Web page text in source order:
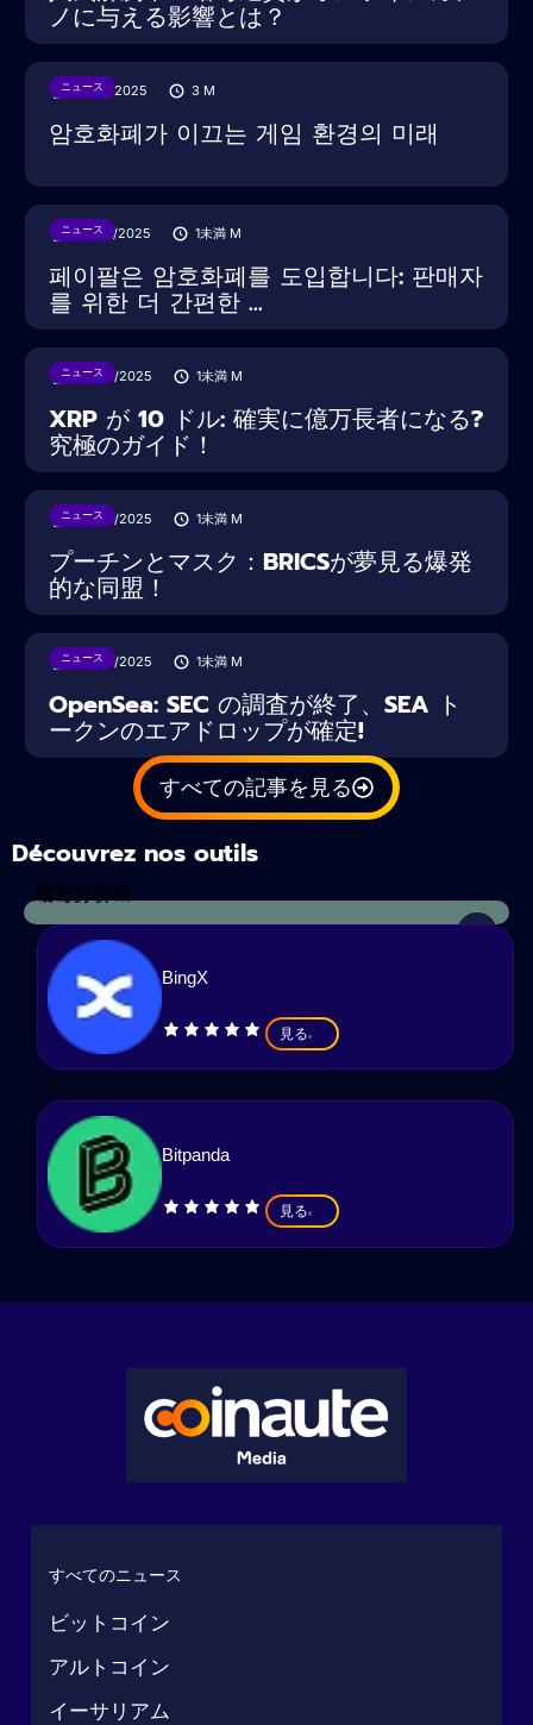
ノに与える影響とは？
ニュース
15/08/2025 3 M
암호화폐가 이끄는 게임 환경의 미래
ニュース
30/07/2025 1未満 M
페이팔은 암호화폐를 도입합니다: 판매자
를 위한 더 간편한 ...
ニュース
22/02/2025 1未満 M
XRP が 10 ドル: 確実に億万長者になる?
究極のガイド！
ニュース
22/02/2025 1未満 M
プーチンとマスク：BRICSが夢見る爆発
的な同盟！
ニュース
22/02/2025 1未満 M
OpenSea: SEC の調査が終了、SEA ト
ークンのエアドロップが確定!
すべての記事を見る
Découvrez nos outils
税金計算機
暗号分析
BingX
見る
Bitpanda
見る
すべてのニュース
ビットコイン
アルトコイン
イーサリアム